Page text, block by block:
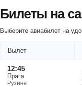
Билеты на
Выберите авиабилет на
Вылет
12:45
Прага
Рузине